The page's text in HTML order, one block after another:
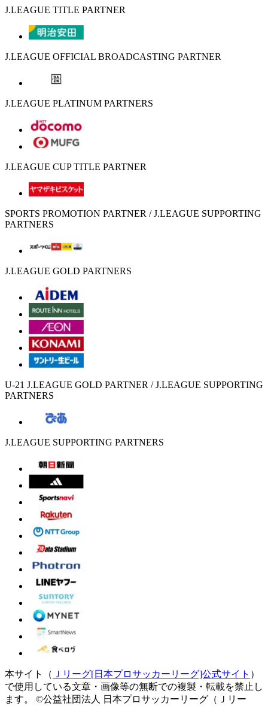
J.LEAGUE TITLE PARTNER
J.LEAGUE OFFICIAL BROADCASTING PARTNER
J.LEAGUE PLATINUM PARTNERS
J.LEAGUE CUP TITLE PARTNER
SPORTS PROMOTION PARTNER / J.LEAGUE SUPPORTING
PARTNERS
J.LEAGUE GOLD PARTNERS
U-21 J.LEAGUE GOLD PARTNER / J.LEAGUE SUPPORTING
PARTNERS
J.LEAGUE SUPPORTING PARTNERS
本サイト（ Ｊリーグ[日本プロサッカーリーグ]公式サイト ）
で使用している文章・画像等の無断での複製・転載を禁止し
ます。
©公益社団法人 日本プロサッカーリーグ（Ｊリー